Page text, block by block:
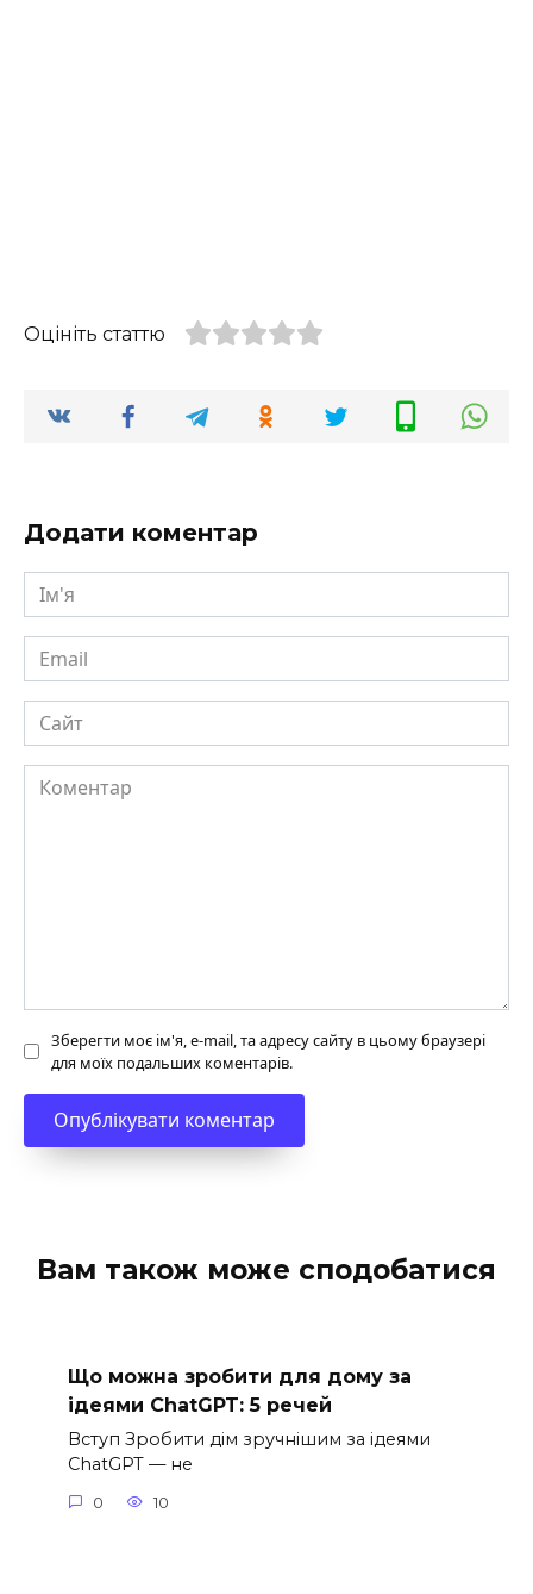
Оцініть статтю
Додати коментар
Ім'я
Email
Сайт
Коментар
Зберегти моє ім'я, e-mail, та адресу сайту в цьому браузері
для моїх подальших коментарів.
Вам також може сподобатися
Що можна зробити для дому за
ідеями ChatGPT: 5 речей
Вступ Зробити дім зручнішим за ідеями
ChatGPT — не
0 10